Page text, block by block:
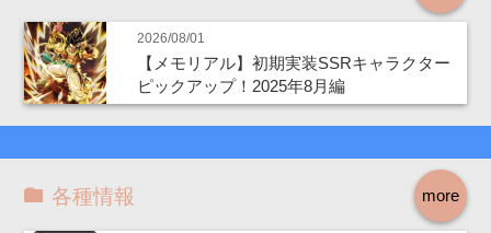
2026/08/01
【メモリアル】初期実装SSRキャラクター
ピックアップ！2025年8月編
more
各種情報